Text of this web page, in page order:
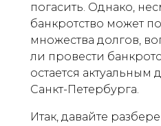
погасить. Однако,
банкротство может
множества долгов,
ли провести
остается актуальным
Санкт-Петербурга.
Итак, давайте